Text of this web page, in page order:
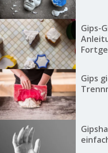
Gips-
Gips